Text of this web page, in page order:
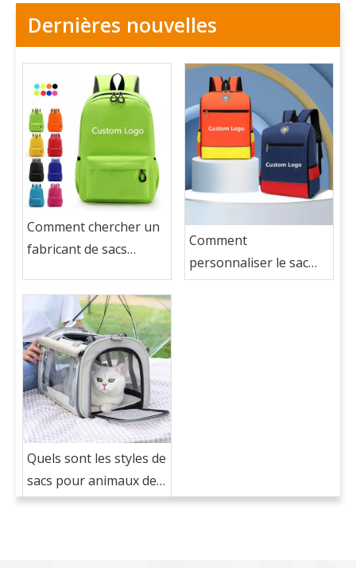
Dernières nouvelles
Comment chercher un
fabricant de sacs
d'école personnalisé
avec mon logo?
Comment
personnaliser le sac
d'école avec mon logo?
Quels sont les styles de
sacs pour animaux de
compagnie？